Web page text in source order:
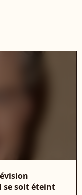
se soit éteint